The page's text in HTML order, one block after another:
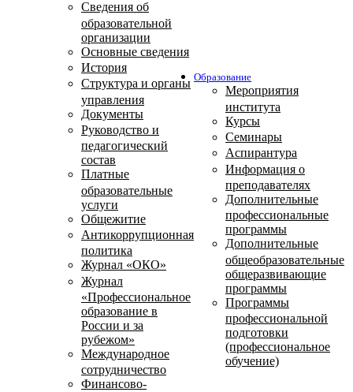
Сведения об
образовательной
организации
Основные сведения
История
Структура и органы
управления
Документы
Руководство и
педагогический
состав
Платные
образовательные
услуги
Общежитие
Антикоррупционная
политика
Журнал «ОКО»
Журнал
«Профессиональное
образование в
России и за
рубежом»
Международное
сотрудничество
Финансово-
Образование
Мероприятия
института
Курсы
Семинары
Аспирантура
Информация о
преподавателях
Дополнительные
профессиональные
программы
Дополнительные
общеобразовательные
общеразвивающие
программы
Программы
профессиональной
подготовки
(профессиональное
обучение)